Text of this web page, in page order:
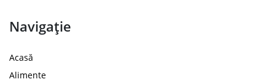
Navigație
Acasă
Alimente